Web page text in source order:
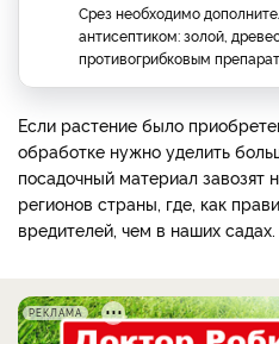
Срез необходимо
антисептиком: золой,
противогрибковым
Если растение было
обработке нужно уделить
посадочный материал завозят
регионов страны, где, как
вредителей, чем в наших садах.
РЕКЛАМА